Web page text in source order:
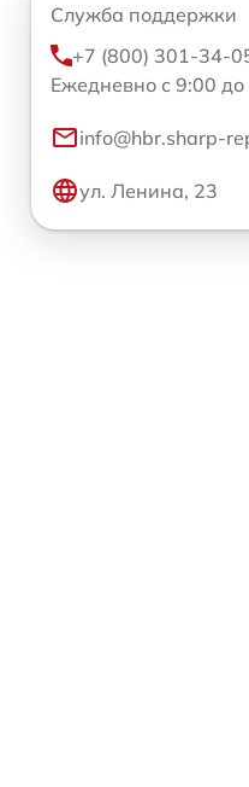
Служба поддержки
+7 (800) 301-34-
Ежедневно с 9:00
info@hbr.sharp-
ул. Ленина, 23